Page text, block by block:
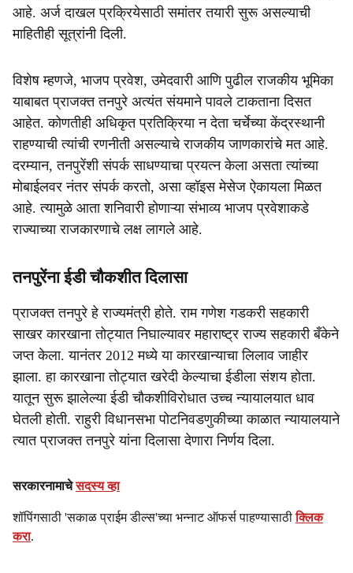
आहे. अर्ज दाखल प्रक्रियेसाठी समांतर तयारी सुरू असल्याची
माहितीही सूत्रांनी दिली.
विशेष म्हणजे, भाजप प्रवेश, उमेदवारी आणि पुढील राजकीय भूमिका
याबाबत प्राजक्त तनपुरे अत्यंत संयमाने पावले टाकताना दिसत
आहेत. कोणतीही अधिकृत प्रतिक्रिया न देता चर्चेच्या केंद्रस्थानी
राहण्याची त्यांची रणनीती असल्याचे राजकीय जाणकारांचे मत आहे.
दरम्यान, तनपुरेंशी संपर्क साधण्याचा प्रयत्न केला असता त्यांच्या
मोबाईलवर नंतर संपर्क करतो, असा व्हॉइस मेसेज ऐकायला मिळत
आहे. त्यामुळे आता शनिवारी होणाऱ्या संभाव्य भाजप प्रवेशाकडे
राज्याच्या राजकारणाचे लक्ष लागले आहे.
तनपुरेंना ईडी चौकशीत दिलासा
प्राजक्त तनपुरे हे राज्यमंत्री होते. राम गणेश गडकरी सहकारी
साखर कारखाना तोट्यात निघाल्यावर महाराष्ट्र राज्य सहकारी बँकेने
जप्त केला. यानंतर 2012 मध्ये या कारखान्याचा लिलाव जाहीर
झाला. हा कारखाना तोट्यात खरेदी केल्याचा ईडीला संशय होता.
यातून सुरू झालेल्या ईडी चौकशीविरोधात उच्च न्यायालयात धाव
घेतली होती. राहुरी विधानसभा पोटनिवडणुकीच्या काळात न्यायालयाने
त्यात प्राजक्त तनपुरे यांना दिलासा देणारा निर्णय दिला.
सरकारनामाचेसदस्य व्हा
शॉपिंगसाठी 'सकाळ प्राईम डील्स'च्या भन्नाट ऑफर्स पाहण्यासाठीक्लिक
करा.